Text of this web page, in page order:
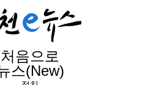
처음으로
스(New)